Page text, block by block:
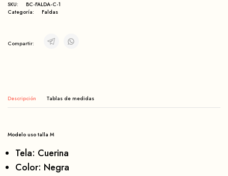
SKU:
BC-FALDA-C-1
Categoría:
Faldas
Compartir:
Descripción
Modelo uso talla M
Tela: Cuerina
Color: Negra